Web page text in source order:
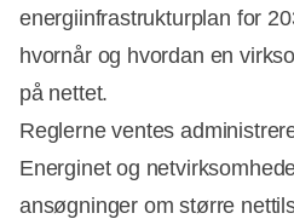
energiinfrastrukturplan for
hvornår og hvordan en
på nettet.
Reglerne ventes
Energinet og
ansøgninger om større